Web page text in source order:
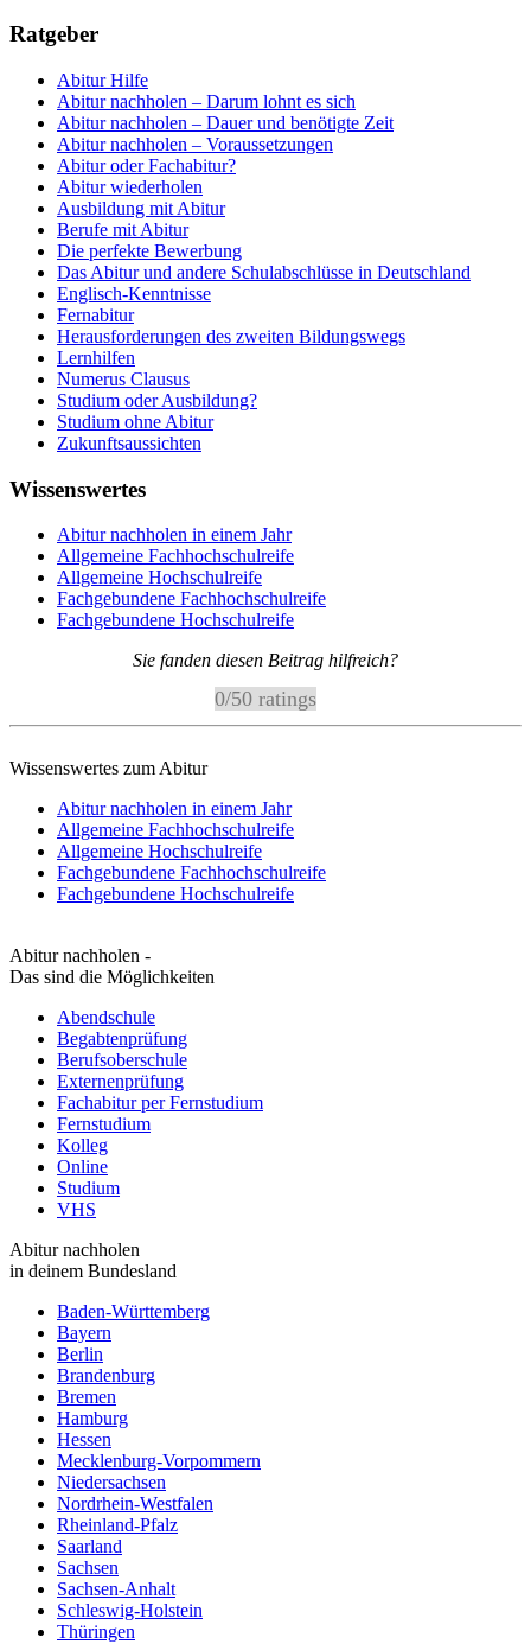
Ratgeber
Abitur Hilfe
Abitur nachholen – Darum lohnt es sich
Abitur nachholen – Dauer und benötigte Zeit
Abitur nachholen – Voraussetzungen
Abitur oder Fachabitur?
Abitur wiederholen
Ausbildung mit Abitur
Berufe mit Abitur
Die perfekte Bewerbung
Das Abitur und andere Schulabschlüsse in Deutschland
Englisch-Kenntnisse
Fernabitur
Herausforderungen des zweiten Bildungswegs
Lernhilfen
Numerus Clausus
Studium oder Ausbildung?
Studium ohne Abitur
Zukunftsaussichten
Wissenswertes
Abitur nachholen in einem Jahr
Allgemeine Fachhochschulreife
Allgemeine Hochschulreife
Fachgebundene Fachhochschulreife
Fachgebundene Hochschulreife
Sie fanden diesen Beitrag hilfreich?
0/50 ratings
Wissenswertes zum Abitur
Abitur nachholen in einem Jahr
Allgemeine Fachhochschulreife
Allgemeine Hochschulreife
Fachgebundene Fachhochschulreife
Fachgebundene Hochschulreife
Abitur nachholen -
Das sind die Möglichkeiten
Abendschule
Begabtenprüfung
Berufsoberschule
Externenprüfung
Fachabitur per Fernstudium
Fernstudium
Kolleg
Online
Studium
VHS
Abitur nachholen
in deinem Bundesland
Baden-Württemberg
Bayern
Berlin
Brandenburg
Bremen
Hamburg
Hessen
Mecklenburg-Vorpommern
Niedersachsen
Nordrhein-Westfalen
Rheinland-Pfalz
Saarland
Sachsen
Sachsen-Anhalt
Schleswig-Holstein
Thüringen